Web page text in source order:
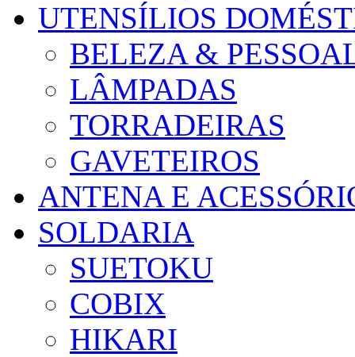
UTENSÍLIOS
BELEZA &
LÂMPADAS
TORRADEIRAS
GAVETEIROS
ANTENA E
SOLDARIA
SUETOKU
COBIX
HIKARI